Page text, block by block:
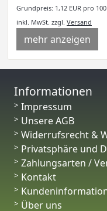
Grundpreis: 1,12 EUR pro
inkl. MwSt. zzgl. Versand
mehr anzeigen
Informationen
Impressum
Unsere AGB
Widerrufsrecht &
Privatsphäre und
Zahlungsarten /
Kontakt
Über uns